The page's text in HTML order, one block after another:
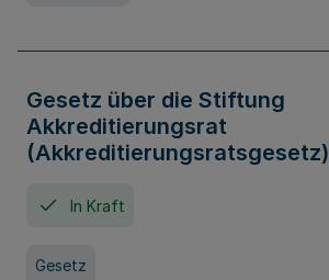
Gesetz über die Stiftung
Akkreditierungsrat
(Akkreditierungsratsgesetz)
In Kraft
Gesetz